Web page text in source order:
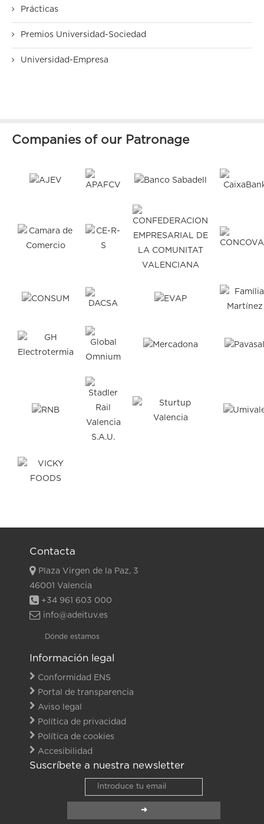
Prácticas
Premios Universidad-Sociedad
Universidad-Empresa
Companies of our Patronage
Contacta
Plaza Virgen de la Paz, 3
46001 Valencia
+34 961 603 000
info@adeituv.es
Dónde estamos
Información legal
Conformidad ENS
Portal de transparencia
Aviso legal
Política de privacidad
Política de cookies
Accesibilidad
Suscríbete a nuestra newsletter